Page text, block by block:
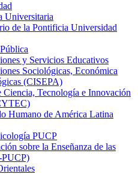
Universitaria
de la Pontificia Universidad
y Servicios Educativos
Sociológicas, Económica
(CISEPA)
Ciencia, Tecnología e Innovación
Humano de América Latina
PUCP
sobre la Enseñanza de las